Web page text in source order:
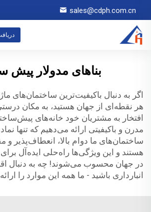
sales@cdph.com.cn
بناهای مدولار پیش
اگر به دنبال باکیفیت‌ترین ساختمان‌های
هر نقطه‌ای از جهان هستید، به مکان درستی
افتخار به مشتریان خود خانه‌های
مدرن و باکیفیتی ارائه می‌دهیم که تنها
ساختمان‌های ما دوام بالا، انعطاف‌پذیر و
هستند و این ویژگی‌ها راه‌حلی ایده‌آل
در جهان محسوب می‌شوند! چه به دنبال
انبارداری باشید - ما همه این موارد را